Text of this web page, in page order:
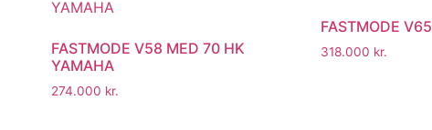
FASTMODE V58 MED 70 HK
YAMAHA
274.000 kr.
FASTMODE V65
318.000 kr.